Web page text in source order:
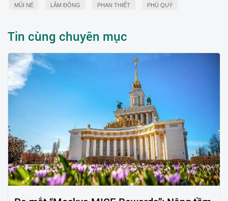
MŨI NÉ LÂM ĐÔNG PHAN THIẾT PHÚ QUÝ
Tin cùng chuyên mục